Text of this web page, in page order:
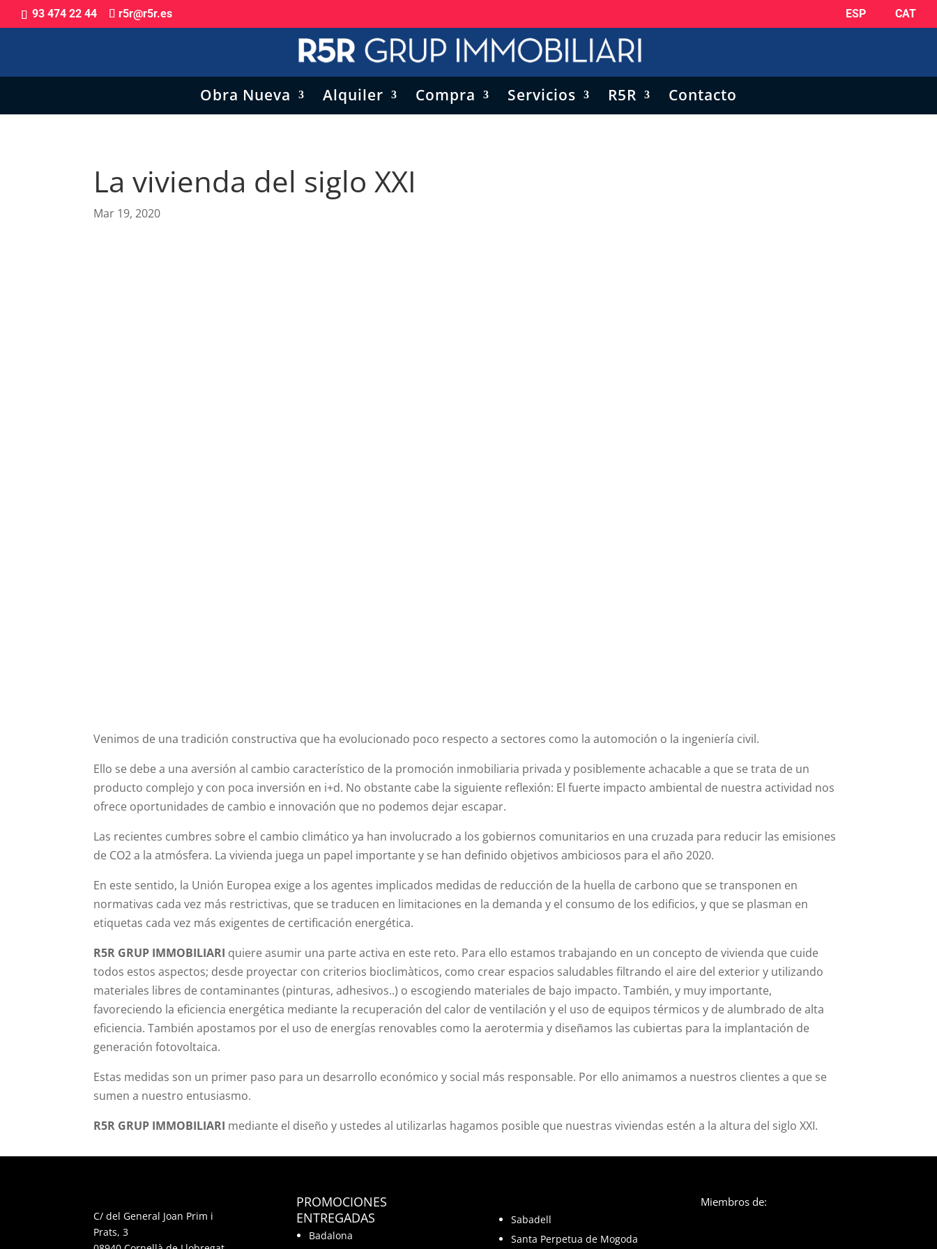
93 474 22 44 r5r@r5r.es ESP CAT
Obra Nueva Alquiler Compra Servicios R5R Contacto
La vivienda del siglo XXI
Mar 19, 2020
Venimos de una tradición constructiva que ha evolucionado poco respecto a sectores como la automoción o la ingeniería civil.
Ello se debe a una aversión al cambio característico de la promoción inmobiliaria privada y posiblemente achacable a que se trata de un
producto complejo y con poca inversión en i+d. No obstante cabe la siguiente reflexión: El fuerte impacto ambiental de nuestra actividad nos
ofrece oportunidades de cambio e innovación que no podemos dejar escapar.
Las recientes cumbres sobre el cambio climático ya han involucrado a los gobiernos comunitarios en una cruzada para reducir las emisiones
de CO2 a la atmósfera. La vivienda juega un papel importante y se han definido objetivos ambiciosos para el año 2020.
En este sentido, la Unión Europea exige a los agentes implicados medidas de reducción de la huella de carbono que se transponen en
normativas cada vez más restrictivas, que se traducen en limitaciones en la demanda y el consumo de los edificios, y que se plasman en
etiquetas cada vez más exigentes de certificación energética.
R5R GRUP IMMOBILIARI quiere asumir una parte activa en este reto. Para ello estamos trabajando en un concepto de vivienda que cuide
todos estos aspectos; desde proyectar con criterios bioclimàticos, como crear espacios saludables filtrando el aire del exterior y utilizando
materiales libres de contaminantes (pinturas, adhesivos..) o escogiendo materiales de bajo impacto. También, y muy importante,
favoreciendo la eficiencia energética mediante la recuperación del calor de ventilación y el uso de equipos térmicos y de alumbrado de alta
eficiencia. También apostamos por el uso de energías renovables como la aerotermia y diseñamos las cubiertas para la implantación de
generación fotovoltaica.
Estas medidas son un primer paso para un desarrollo económico y social más responsable. Por ello animamos a nuestros clientes a que se
sumen a nuestro entusiasmo.
R5R GRUP IMMOBILIARI mediante el diseño y ustedes al utilizarlas hagamos posible que nuestras viviendas estén a la altura del siglo XXI.
C/ del General Joan Prim i
Prats, 3
PROMOCIONES
ENTREGADAS
Badalona
Sabadell
Santa Perpetua de Mogoda
Miembros de: